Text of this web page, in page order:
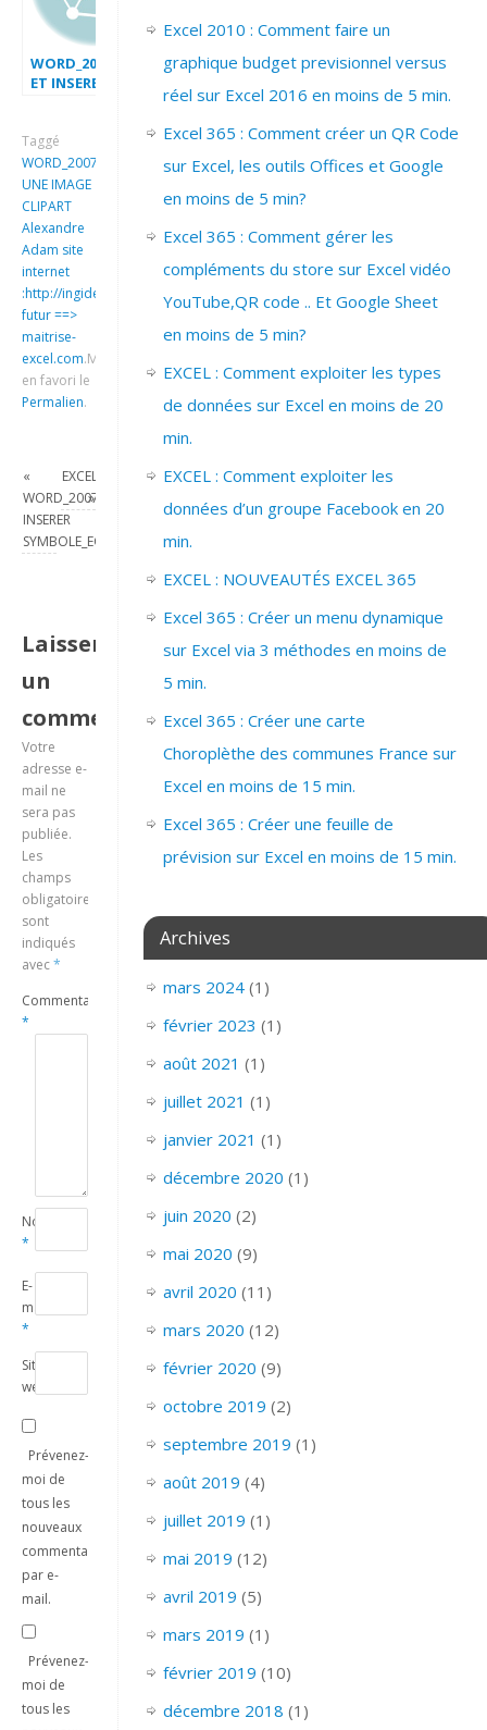
WORD_2007_CREER
ET INSERER
Taggé
WORD_2007_INSEREZ
UNE IMAGE
CLIPART
Alexandre
Adam site
internet
:http://ingideo.sharepoint.com
futur ==>
maitrise-
excel.com.Mettre
en favori le
Permalien.
«
WORD_2007_
INSERER
SYMBOLE_EQUATION
EXCEL_2007_VBA_ENREGISTREMENT_MACRO
»
Laisser
un
commentaire
Votre
adresse e-
mail ne
sera pas
publiée.
Les
champs
obligatoires
sont
indiqués
avec*
Commentaire
*
Nom
*
E-
mail
*
Site
web
Prévenez-
moi de
tous les
nouveaux
commentaires
par e-
mail.
Prévenez-
moi de
tous les
Excel 2010 : Comment faire un
graphique budget previsionnel versus
réel sur Excel 2016 en moins de 5 min.
Excel 365 : Comment créer un QR Code
sur Excel, les outils Offices et Google
en moins de 5 min?
Excel 365 : Comment gérer les
compléments du store sur Excel vidéo
YouTube,QR code .. Et Google Sheet
en moins de 5 min?
EXCEL : Comment exploiter les types
de données sur Excel en moins de 20
min.
EXCEL : Comment exploiter les
données d’un groupe Facebook en 20
min.
EXCEL : NOUVEAUTÉS EXCEL 365
Excel 365 : Créer un menu dynamique
sur Excel via 3 méthodes en moins de
5 min.
Excel 365 : Créer une carte
Choroplèthe des communes France sur
Excel en moins de 15 min.
Excel 365 : Créer une feuille de
prévision sur Excel en moins de 15 min.
Archives
mars 2024(1)
février 2023 (1)
août 2021 (1)
juillet 2021 (1)
janvier 2021 (1)
décembre 2020 (1)
juin 2020 (2)
mai 2020 (9)
avril 2020 (11)
mars 2020 (12)
février 2020 (9)
octobre 2019 (2)
septembre 2019 (1)
août 2019 (4)
juillet 2019 (1)
mai 2019 (12)
avril 2019 (5)
mars 2019 (1)
février 2019 (10)
décembre 2018 (1)